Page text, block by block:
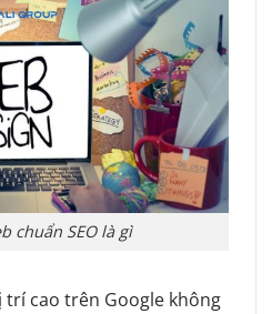
chuẩn SEO là gì
cao trên Google không